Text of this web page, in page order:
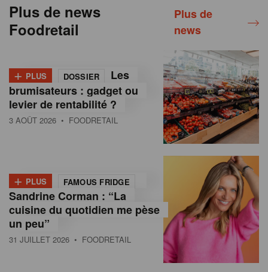
Plus de news
Foodretail
Plus de
news
+ PLUS DOSSIER
Les
brumisateurs : gadget ou
levier de rentabilité ?
3 AOÛT 2026 • FOODRETAIL
+ PLUS FAMOUS FRIDGE
Sandrine Corman : “La
cuisine du quotidien me pèse
un peu”
31 JUILLET 2026 • FOODRETAIL